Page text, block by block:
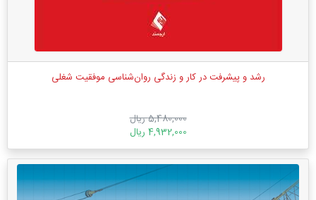
رشد و پیشرفت در کار و زندگی روان‌شناسی موفقیت شغلی
5,480,000 ریال
4,932,000 ریال